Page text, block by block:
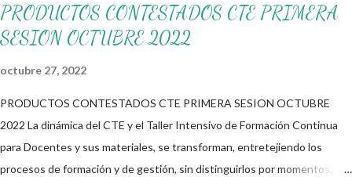
PRODUCTOS CONTESTADOS CTE PRIMERA
SESION OCTUBRE 2022
octubre 27, 2022
PRODUCTOS CONTESTADOS CTE PRIMERA SESION OCTUBRE
2022 La dinámica del CTE y el Taller Intensivo de Formación Continua
para Docentes y sus materiales, se transforman, entretejiendo los
procesos de formación y de gestión, sin distinguirlos por momentos, y